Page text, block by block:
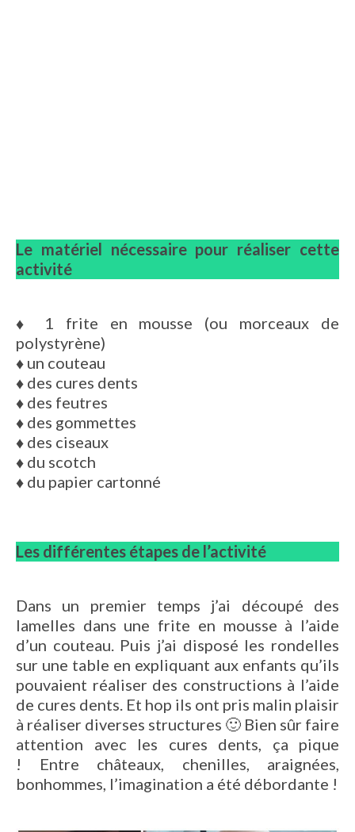
Le matériel nécessaire pour réaliser cette
activité
♦ 1 frite en mousse (ou morceaux de
polystyrène)
♦ un couteau
♦ des cures dents
♦ des feutres
♦ des gommettes
♦ des ciseaux
♦ du scotch
♦ du papier cartonné
Les différentes étapes de l’activité
Dans un premier temps j’ai découpé des
lamelles dans une frite en mousse à l’aide
d’un couteau. Puis j’ai disposé les rondelles
sur une table en expliquant aux enfants qu’ils
pouvaient réaliser des constructions à l’aide
de cures dents. Et hop ils ont pris malin plaisir
à réaliser diverses structures 🙂 Bien sûr faire
attention avec les cures dents, ça pique
! Entre châteaux, chenilles, araignées,
bonhommes, l’imagination a été débordante !